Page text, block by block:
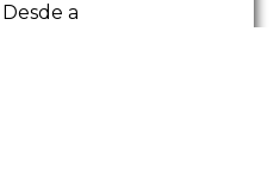
a